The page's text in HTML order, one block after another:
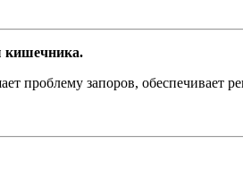
кишечника.
запоров, обеспечивает